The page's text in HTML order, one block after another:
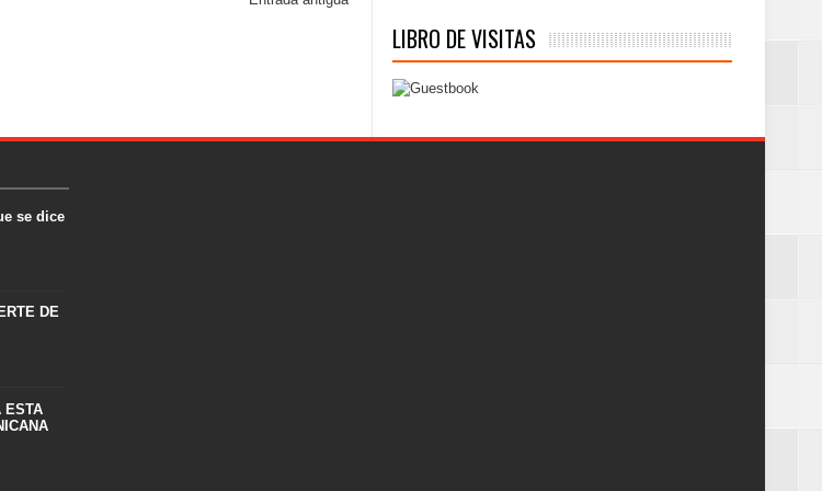
LIBRO DE VISITAS
se dice
DE
ESTA